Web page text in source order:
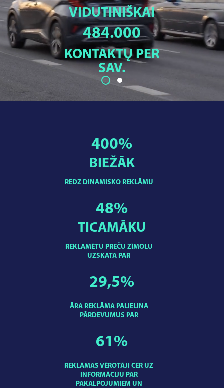
VIDUTINIŠKAI
484.000
KONTAKTŲ PER
SAV.
REDZ DINAMISKO REKLĀMU
400%
BIEŽĀK
REKLAMĒTU PREČU ZĪMOLU
UZSKATA PAR
48%
TICAMĀKU
ĀRA REKLĀMA PALIELINA
PĀRDEVUMUS PAR
29,5%
REKLĀMAS VĒROTĀJI CER UZ
INFORMĀCIJU PAR
PAKALPOJUMIEM UN
61%